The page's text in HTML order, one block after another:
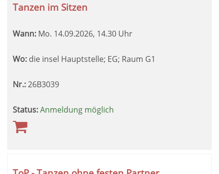
Tanzen im Sitzen
Wann: Mo. 14.09.2026, 14.30 Uhr
Wo: die insel Hauptstelle; EG; Raum G1
Nr.:26B3039
Status:Anmeldung möglich